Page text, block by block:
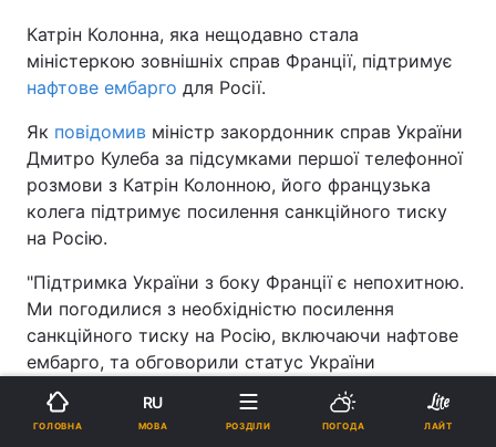
Катрін Колонна, яка нещодавно стала
міністеркою зовнішніх справ Франції, підтримує
нафтове ембарго для Росії.
Як повідомив міністр закордонник справ України
Дмитро Кулеба за підсумками першої телефонної
розмови з Катрін Колонною, його французька
колега підтримує посилення санкційного тиску
на Росію.
"Підтримка України з боку Франції є непохитною.
Ми погодилися з необхідністю посилення
санкційного тиску на Росію, включаючи нафтове
ембарго, та обговорили статус України
кандидата в ЄС", - зазначив він.
ГОЛОВНА
RU
МОВА РОЗДІЛИ ПОГОДА ЛАЙТ